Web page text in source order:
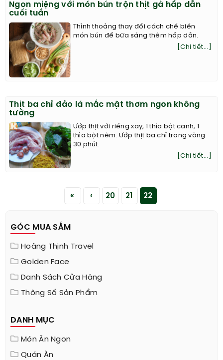
Ngon miệng với món bún trộn thịt gà hấp dẫn
cuối tuần
Thỉnh thoảng thay đổi cách chế biến
món bún để bữa sáng thêm hấp dẫn.
[Chi tiết...]
Thịt ba chỉ đảo lá mắc mật thơm ngon không
tưởng
Ướp thịt với riềng xay, 1 thìa bột canh, 1
thìa bột nêm. Ướp thịt ba chỉ trong vòng
30 phút.
[Chi tiết...]
« ‹ 20 21 22
GÓC MUA SẮM
Hoàng Thịnh Travel
Golden Face
Danh Sách Cửa Hàng
Thông Số Sản Phẩm
DANH MỤC
Món Ăn Ngon
Quán Ăn